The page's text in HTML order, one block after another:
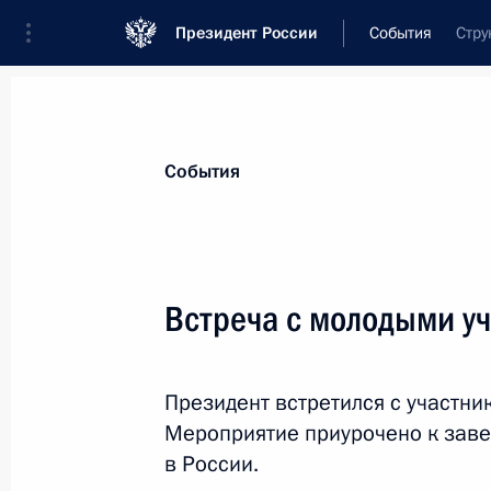
Президент России События
Новости
Послания Федеральному Собранию
Совещания, заседания, рабочие встречи
Речи и обращения
События
Встреча с молодыми
Президент встретился с
Мероприятие приурочено к
в России.